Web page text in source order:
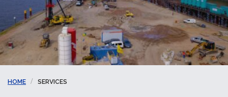
HOME SERVICES